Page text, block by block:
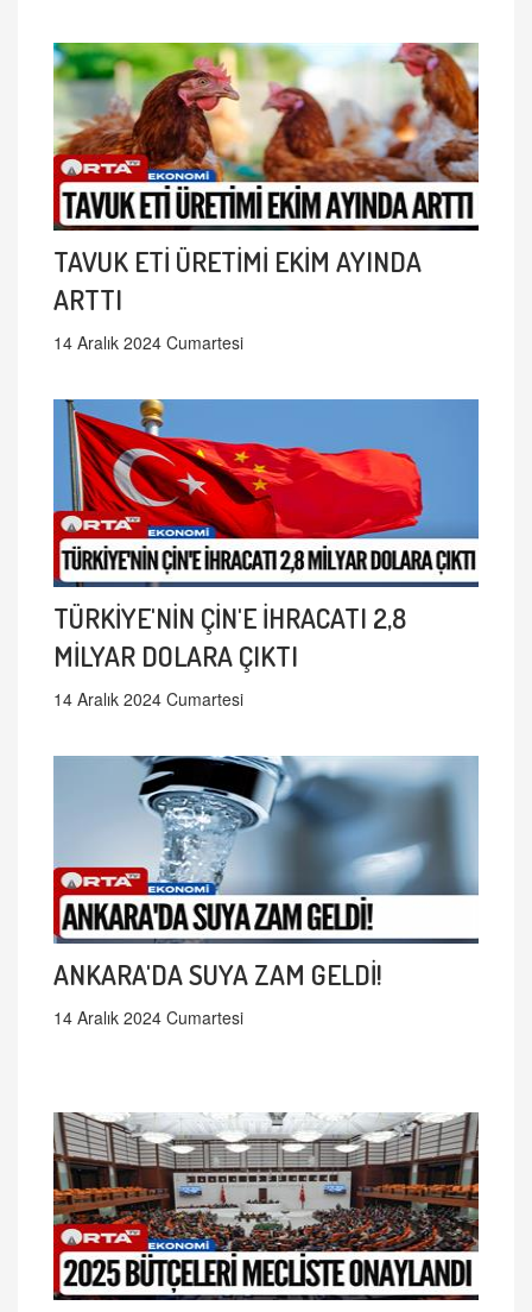
TAVUK ETİ ÜRETİMİ EKİM AYINDA
ARTTI
14 Aralık 2024 Cumartesi
TÜRKİYE'NİN ÇİN'E İHRACATI 2,8
MİLYAR DOLARA ÇIKTI
14 Aralık 2024 Cumartesi
ANKARA'DA SUYA ZAM GELDİ!
14 Aralık 2024 Cumartesi